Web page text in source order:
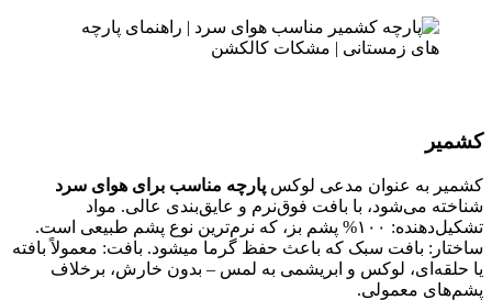
کشمیر
کشمیر به عنوان مدعی لوکس پارچه مناسب برای هوای سرد
شناخته می‌شود، با بافت فوق‌نرم و عایق‌بندی عالی. مواد
تشکیل‌دهنده: ۱۰۰% پشم بز، که نرم‌ترین نوع پشم طبیعی است.
ساختار: بافت سبک که باعث حفظ گرما میشود. بافت: معمولاً بافته
یا حلقه‌ای، لوکس و ابریشمی به لمس – بدون خارش، برخلاف
پشم‌های معمولی.